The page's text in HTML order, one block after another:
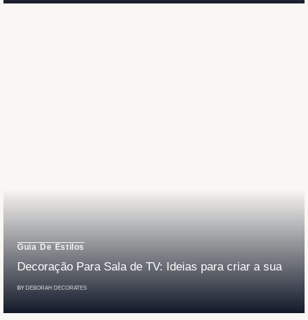
Guia De Estilos
Decoração Para Sala de TV: Ideias para criar a sua
BY DEBORAH DECORATES